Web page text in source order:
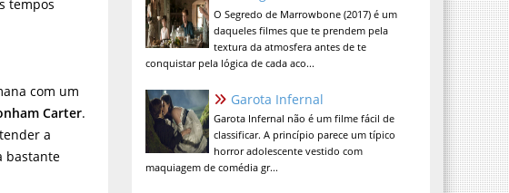
tempos
com um
Carter.
a
bastante
O Segredo de Marrowbone (2017) é um
daqueles filmes que te prendem pela
textura da atmosfera antes de te
conquistar pela lógica de cada aco...
Garota Infernal
Garota Infernal não é um filme fácil de
classificar. A princípio parece um típico
horror adolescente vestido com
maquiagem de comédia gr...